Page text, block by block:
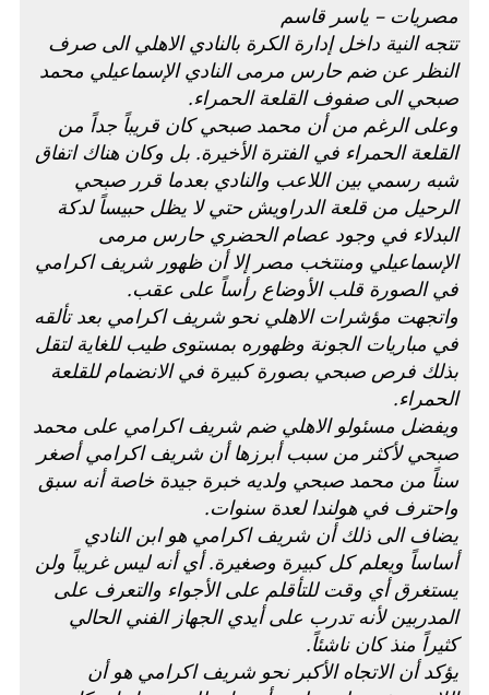
مصريات – ياسر قاسم
تتجه النية داخل إدارة الكرة بالنادي الاهلي الى صرف
النظر عن ضم حارس مرمى النادي الإسماعيلي محمد
صبحي الى صفوف القلعة الحمراء.
وعلى الرغم من أن محمد صبحي كان قريباً جداً من
القلعة الحمراء في الفترة الأخيرة. بل وكان هناك اتفاق
شبه رسمي بين اللاعب والنادي بعدما قرر صبحي
الرحيل من قلعة الدراويش حتي لا يظل حبيساً لدكة
البدلاء في وجود عصام الحضري حارس مرمى
الإسماعيلي ومنتخب مصر إلا أن ظهور شريف اكرامي
في الصورة قلب الأوضاع رأساً على عقب.
واتجهت مؤشرات الاهلي نحو شريف اكرامي بعد تألقه
في مباريات الجونة وظهوره بمستوى طيب للغاية لتقل
بذلك فرص صبحي بصورة كبيرة في الانضمام للقلعة
الحمراء.
ويفضل مسئولو الاهلي ضم شريف اكرامي على محمد
صبحي لأكثر من سبب أبرزها أن شريف اكرامي أصغر
سناً من محمد صبحي ولديه خبرة جيدة خاصة أنه سبق
واحترف في هولندا لعدة سنوات.
يضاف الى ذلك أن شريف اكرامي هو ابن النادي
أساساً ويعلم كل كبيرة وصغيرة. أي أنه ليس غريباً ولن
يستغرق أي وقت للتأقلم على الأجواء والتعرف على
المدربين لأنه تدرب على أيدي الجهاز الفني الحالي
كثيراً منذ كان ناشئاً.
يؤكد أن الاتجاه الأكبر نحو شريف اكرامي هو أن